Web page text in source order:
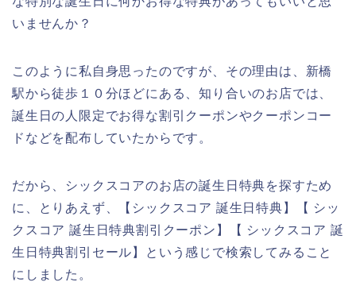
いませんか？
このように私自身思ったのですが、その理由は、新橋
駅から徒歩１０分ほどにある、知り合いのお店では、
誕生日の人限定でお得な割引クーポンやクーポンコー
ドなどを配布していたからです。
だから、シックスコアのお店の誕生日特典を探すため
に、とりあえず、【シックスコア 誕生日特典】【 シッ
クスコア 誕生日特典割引クーポン】【 シックスコア 誕
生日特典割引セール】という感じで検索してみること
にしました。